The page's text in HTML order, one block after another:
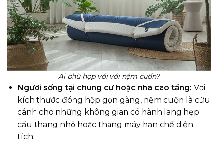
Ai phù hợp với với nệm cuốn?
Người sống tại chung cư hoặc nhà cao tầng: Với
kích thước đóng hộp gọn gàng, nệm cuộn là cứu
cánh cho những không gian có hành lang hẹp,
cầu thang nhỏ hoặc thang máy hạn chế diện
tích.